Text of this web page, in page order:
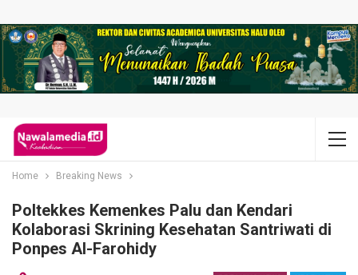
Home Breaking News
Poltekkes Kemenkes Palu dan Kendari
Kolaborasi Skrining Kesehatan Santriwati di
Ponpes Al-Farohidy